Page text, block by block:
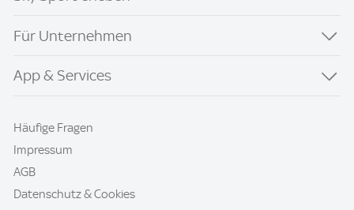
Für Unternehmen
App & Services
Häufige Fragen
Impressum
AGB
Datenschutz & Cookies